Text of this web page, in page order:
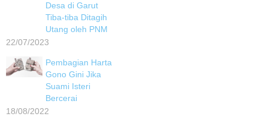
Desa di Garut
Tiba-tiba Ditagih
Utang oleh PNM
22/07/2023
Pembagian Harta
Gono Gini Jika
Suami Isteri
Bercerai
18/08/2022